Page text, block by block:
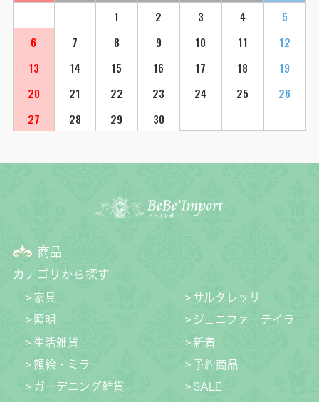
1 2 3 4
5
6
7 8 9 10 11
12
13
14 15 16 17 18
19
20
21 22 23 24 25
26
27
28 29 30
商品
カテゴリから探す
家具
照明
生活雑貨
額絵・ミラー
ガーデニング雑貨
サルタレッリ
ジェニファーテイラー
新着
予約商品
SALE